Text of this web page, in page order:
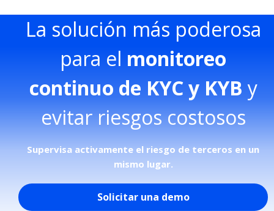
La solución más poderosa
para el monitoreo
continuo de KYC y KYB y
evitar riesgos costosos​​
Supervisa activamente el riesgo de terceros en un
mismo lugar.
Solicitar una demo